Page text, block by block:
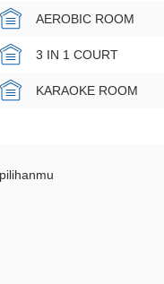
AEROBIC ROOM
3 IN 1 COURT
KARAOKE ROOM